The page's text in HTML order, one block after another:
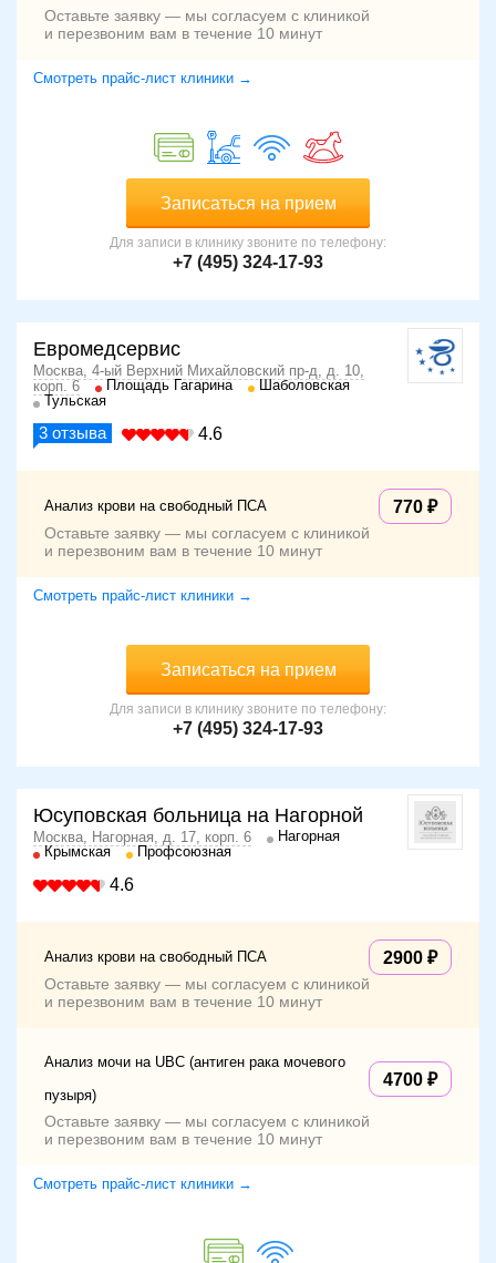
Оставьте заявку — мы согласуем с клиникой
и перезвоним вам в течение 10 минут
Смотреть прайс-лист клиники →
Записаться на прием
Для записи в клинику звоните по телефону:
+7 (495) 324-17-93
Евромедсервис
Москва, 4-ый Верхний Михайловский пр-д, д. 10,
корп. 6
Площадь Гагарина
Шаболовская
Тульская
3 отзыва 4.6
Анализ крови на свободный ПСА 770
Оставьте заявку — мы согласуем с клиникой
и перезвоним вам в течение 10 минут
Смотреть прайс-лист клиники →
Записаться на прием
Для записи в клинику звоните по телефону:
+7 (495) 324-17-93
Юсуповская больница на Нагорной
Москва, Нагорная, д. 17, корп. 6
Нагорная
Крымская
Профсоюзная
4.6
Анализ крови на свободный ПСА 2900
Оставьте заявку — мы согласуем с клиникой
и перезвоним вам в течение 10 минут
Анализ мочи на UBC (антиген рака мочевого
пузыря)
4700
Оставьте заявку — мы согласуем с клиникой
и перезвоним вам в течение 10 минут
Смотреть прайс-лист клиники →